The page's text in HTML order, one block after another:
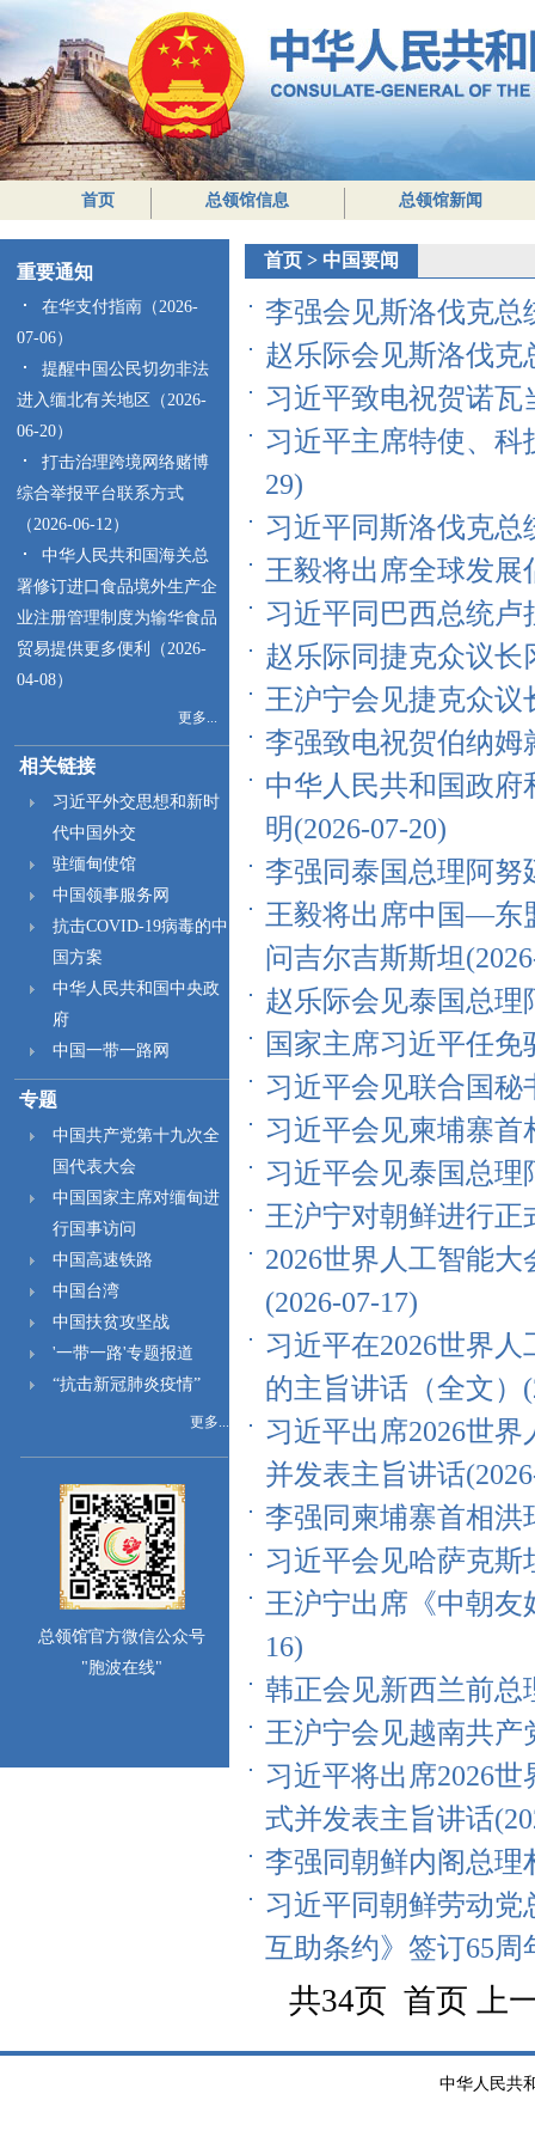
首页 总领馆信息 总领馆新闻
重要通知
在华支付指南（2026-
07-06）
提醒中国公民切勿非法
进入缅北有关地区（2026-
06-20）
打击治理跨境网络赌博
综合举报平台联系方式
（2026-06-12）
中华人民共和国海关总
署修订进口食品境外生产企
业注册管理制度为输华食品
贸易提供更多便利（2026-
04-08）
更多...
相关链接
习近平外交思想和新时
代中国外交
驻缅甸使馆
中国领事服务网
抗击COVID-19病毒的中
国方案
中华人民共和国中央政
府
中国一带一路网
专题
中国共产党第十九次全
国代表大会
中国国家主席对缅甸进
行国事访问
中国高速铁路
中国台湾
中国扶贫攻坚战
'一带一路'专题报道
“抗击新冠肺炎疫情”
更多...
总领馆官方微信公众号
"胞波在线"
首页 > 中国要闻
李强会见斯洛伐克总
赵乐际会见斯洛伐克
习近平致电祝贺诺瓦
习近平主席特使、科
29)
习近平同斯洛伐克总
王毅将出席全球发展
习近平同巴西总统卢
赵乐际同捷克众议长
王沪宁会见捷克众议
李强致电祝贺伯纳姆
中华人民共和国政
明(2026-07-20)
李强同泰国总理阿努
王毅将出席中国—东
问吉尔吉斯斯坦
赵乐际会见泰国总理
国家主席习近平任免
习近平会见联合国秘
习近平会见柬埔寨首
习近平会见泰国总理
王沪宁对朝鲜进行正
2026世界人工智能
(2026-07-17)
习近平在2026世界
的主旨讲话（全文）
习近平出席2026世
并发表主旨讲话
李强同柬埔寨首相洪
习近平会见哈萨克斯
王沪宁出席《中朝友
16)
韩正会见新西兰前总
王沪宁会见越南共产
习近平将出席2026
式并发表主旨讲话
李强同朝鲜内阁总理
习近平同朝鲜劳动
互助条约》签订65周
共34页 首页 上
中华人民共